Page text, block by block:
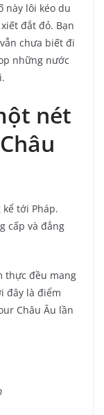
này lôi kéo du
đắt đỏ. Bạn
chưa biết đi
những nước
nét
tới Pháp.
cấp và đẳng
thực đều mang
đây là điểm
Châu Âu lần